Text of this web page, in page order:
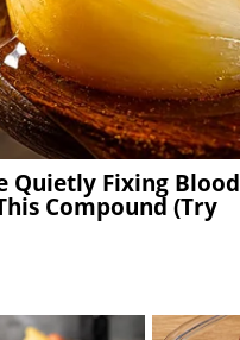
Quietly Fixing Blood
Compound (Try